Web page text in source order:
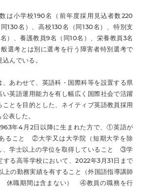
は小学校190名（前年度採用見込者数220
130名）、高校130名（同130名）、特別支
）、養護教員9名（同10名）、栄養教員3名
般選考とは別に選考を行う障害者特別選考で
んでいる。
あわせて、英語科・国際科等を設置する県
い英語運用能力を有し幅広く国際社会で活躍
とを目的とした、ネイティブ英語教員採用
表した。
年4月2日以降に生まれた方で、①英語が
ること ②大学又は大学院（短期大学を除
、学士以上の学位を取得していること ③学
する高等学校において、2022年3月31日まで
上の勤務実績を有すること（外国語指導講師
休職期間は含まない） ④教員の職務を行